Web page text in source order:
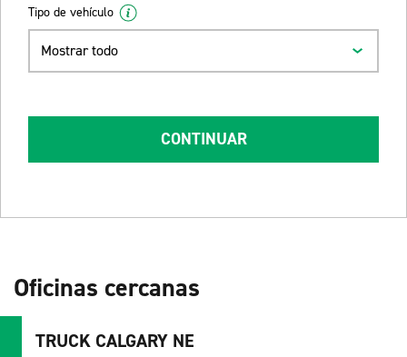
Tipo de vehículo
Mostrar todo
CONTINUAR
Oficinas cercanas
TRUCK CALGARY NE